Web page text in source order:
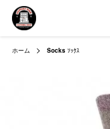
ホーム Socks ｿｯｸｽ